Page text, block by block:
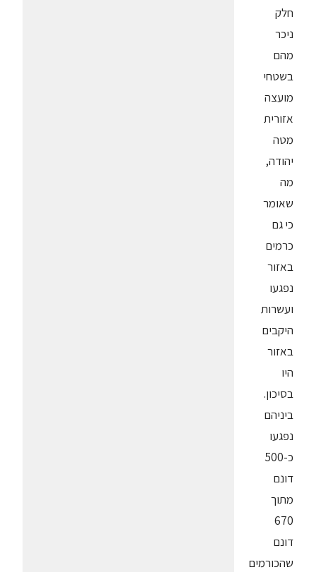
חלק
ניכר
מהם
בשטחי
מועצה
אזורית
מטה
יהודה,
מה
שאומר
כי גם
כרמים
באזור
נפגעו
ועשרות
היקבים
באזור
היו
בסיכון.
ביניהם
נפגעו
כ-500
דונם
מתוך
670
דונם
שהכורמים